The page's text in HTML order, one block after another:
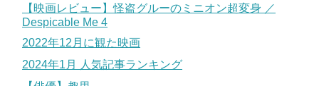
【映画レビュー】怪盗グルーのミニオン超変身 ／
Despicable Me 4
2022年12月に観た映画
2024年1月 人気記事ランキング